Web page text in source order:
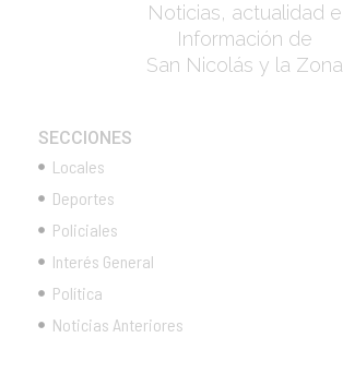
Noticias, actualidad e
Información de
San Nicolás y la Zona
SECCIONES
Locales
Deportes
Policiales
Interés General
Política
Noticias Anteriores